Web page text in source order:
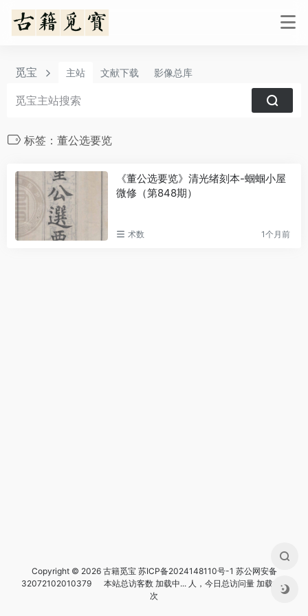
觅宝 主站 文献下载 影像总库
标签：董公选要览
《董公选要览》清光绪刻本-蝈蝈小屋
微修（第848期）
术数 1个月前
Copyright © 2026 古籍觅宝 苏ICP备2024148110号-1 苏公网安备
32072102010379
本站总访客数 加载中...人，今日总访问量 加载中...
次